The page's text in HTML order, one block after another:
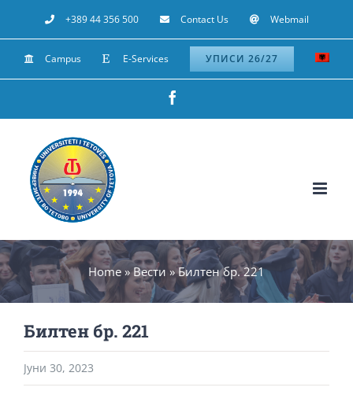
to
content
+389 44 356 500 Contact Us Webmail
Campus E-Services УПИСИ 26/27
Home»Вести »Билтен бр. 221
Билтен бр. 221
Јуни 30, 2023